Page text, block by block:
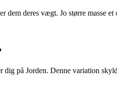
deres vægt. Jo større masse
på Jorden. Denne variation